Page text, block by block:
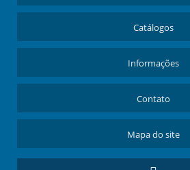
Catálogos
Informações
Contato
Mapa do site